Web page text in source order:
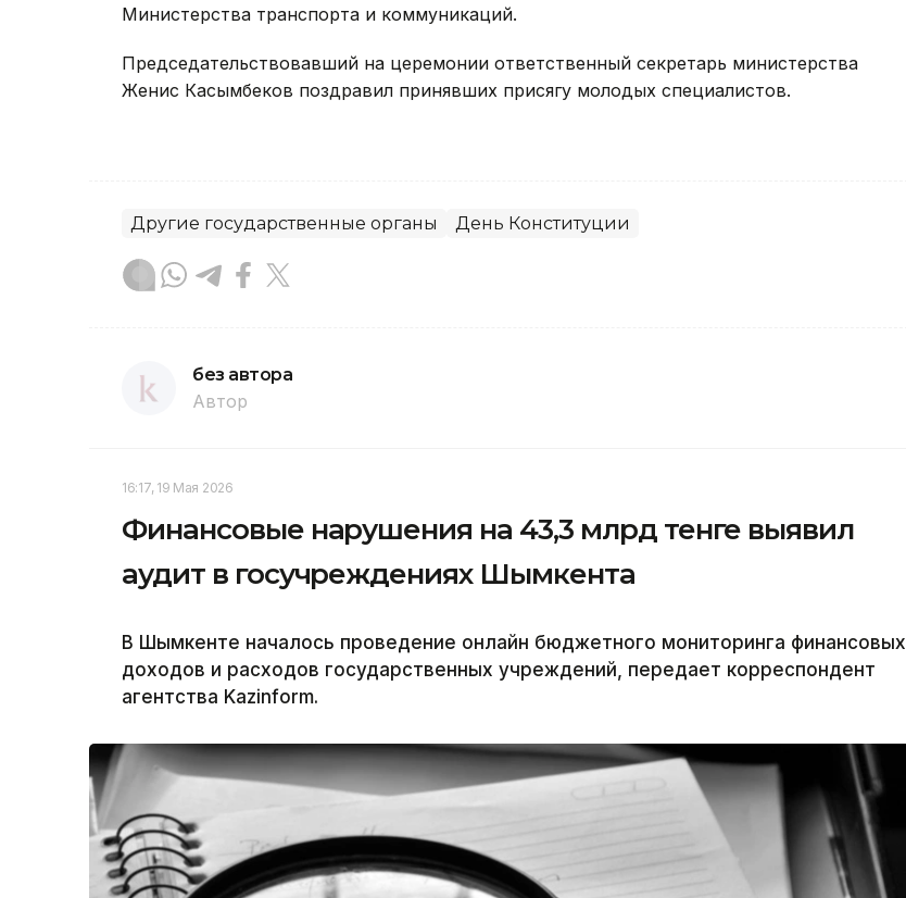
Министерства транспорта и коммуникаций.
Председательствовавший на церемонии ответственный секретарь министерства
Женис Касымбеков поздравил принявших присягу молодых специалистов.
Другие государственные органы День Конституции
без автора
Автор
16:17, 19 Мая 2026
Финансовые нарушения на 43,3 млрд тенге выявил
аудит в госучреждениях Шымкента
В Шымкенте началось проведение онлайн бюджетного мониторинга финансовых
доходов и расходов государственных учреждений, передает корреспондент
агентства Kazinform.